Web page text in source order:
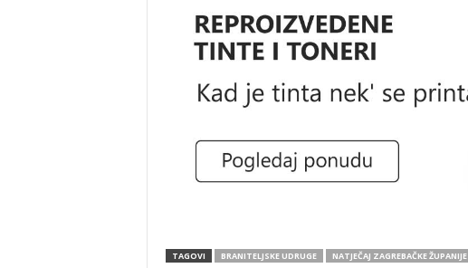
TAGOVI BRANITELJSKE UDRUGE NATJEČAJ ZAGREBAČKE ŽUPANIJE